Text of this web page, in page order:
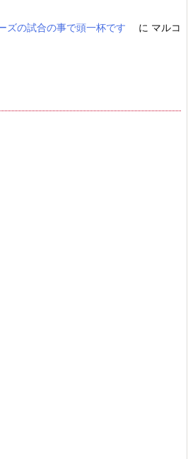
ズの試合の事で頭一杯です
に マルコ